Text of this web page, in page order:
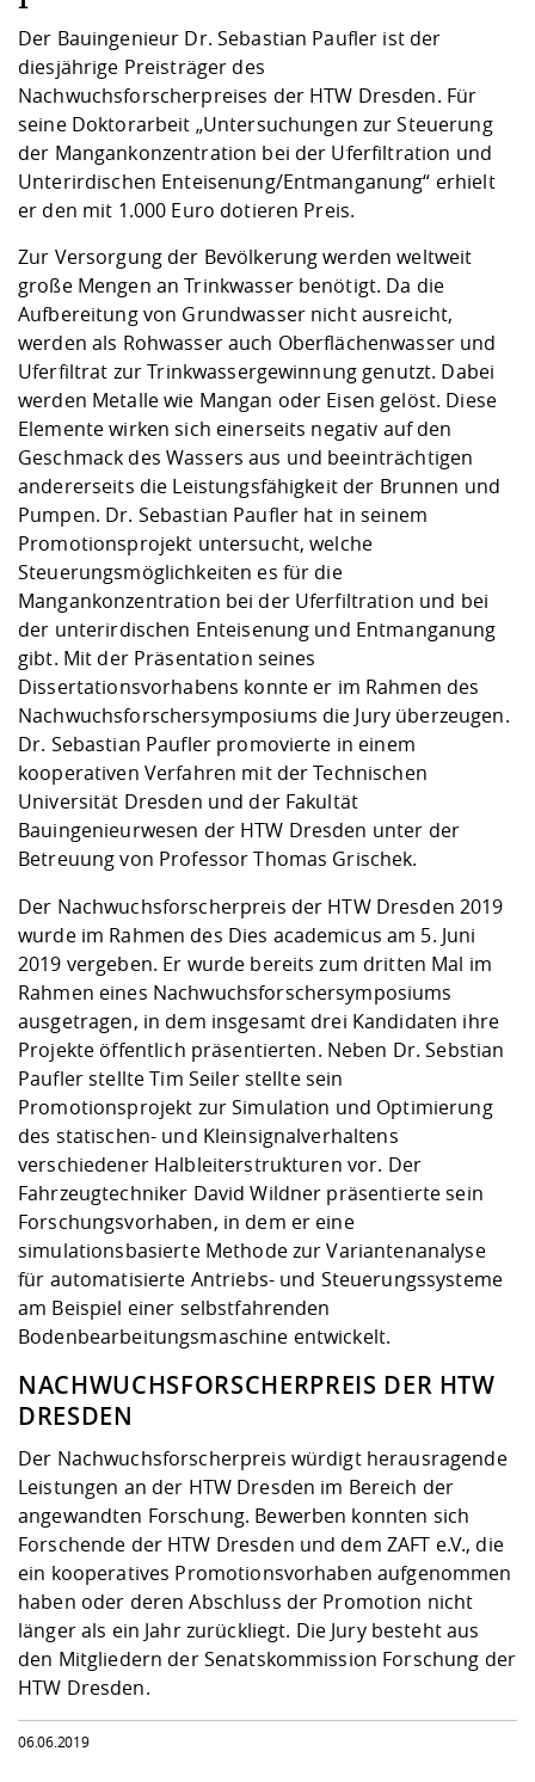
Vorbereitung
Checkliste zum
Studien- und
und Physik
Digitales Lernen
Fremdsprachen
Jobs, Praktika,
Studieren in
Studentenwerk
Angebote der
Arbeit
Career Service
Weiterbilden im
Formulare und
Internationale
FIS -
Prototyping und
Gründung und
Kontakt &
Klimaschutz &
Förderverein
Gremien und
Landbau/
Maschinenbau
Angebote für
Kontakt und Anfahrt
Qualitätssicherung
Der Bauingenieur Dr. Sebastian Paufler ist der
diesjährige Preisträger des
Nachwuchsforscherpreises der HTW Dresden. Für
seine Doktorarbeit „Untersuchungen zur Steuerung
der Mangankonzentration bei der Uferfiltration und
Unterirdischen Enteisenung/Entmanganung“ erhielt
er den mit 1.000 Euro dotieren Preis.
Zur Versorgung der Bevölkerung werden weltweit
große Mengen an Trinkwasser benötigt. Da die
Aufbereitung von Grundwasser nicht ausreicht,
werden als Rohwasser auch Oberflächenwasser und
Uferfiltrat zur Trinkwassergewinnung genutzt. Dabei
werden Metalle wie Mangan oder Eisen gelöst. Diese
Elemente wirken sich einerseits negativ auf den
Geschmack des Wassers aus und beeinträchtigen
andererseits die Leistungsfähigkeit der Brunnen und
Pumpen. Dr. Sebastian Paufler hat in seinem
Promotionsprojekt untersucht, welche
Steuerungsmöglichkeiten es für die
Mangankonzentration bei der Uferfiltration und bei
der unterirdischen Enteisenung und Entmanganung
gibt. Mit der Präsentation seines
Dissertationsvorhabens konnte er im Rahmen des
Nachwuchsforschersymposiums die Jury überzeugen.
Dr. Sebastian Paufler promovierte in einem
kooperativen Verfahren mit der Technischen
Universität Dresden und der Fakultät
Bauingenieurwesen der HTW Dresden unter der
Betreuung von Professor Thomas Grischek.
Der Nachwuchsforscherpreis der HTW Dresden 2019
wurde im Rahmen des Dies academicus am 5. Juni
2019 vergeben. Er wurde bereits zum dritten Mal im
Rahmen eines Nachwuchsforschersymposiums
ausgetragen, in dem insgesamt drei Kandidaten ihre
Projekte öffentlich präsentierten. Neben Dr. Sebstian
Paufler stellte Tim Seiler stellte sein
Promotionsprojekt zur Simulation und Optimierung
des statischen- und Kleinsignalverhaltens
verschiedener Halbleiterstrukturen vor. Der
Fahrzeugtechniker David Wildner präsentierte sein
Forschungsvorhaben, in dem er eine
simulationsbasierte Methode zur Variantenanalyse
für automatisierte Antriebs- und Steuerungssysteme
am Beispiel einer selbstfahrenden
Bodenbearbeitungsmaschine entwickelt.
NACHWUCHSFORSCHERPREIS DER HTW
DRESDEN
Der Nachwuchsforscherpreis würdigt herausragende
Leistungen an der HTW Dresden im Bereich der
angewandten Forschung. Bewerben konnten sich
Forschende der HTW Dresden und dem ZAFT e.V., die
ein kooperatives Promotionsvorhaben aufgenommen
haben oder deren Abschluss der Promotion nicht
länger als ein Jahr zurückliegt. Die Jury besteht aus
den Mitgliedern der Senatskommission Forschung der
HTW Dresden.
06.06.2019